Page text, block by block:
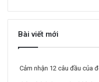
Bài viết mới
Cảm nhận 12 câu đầu của